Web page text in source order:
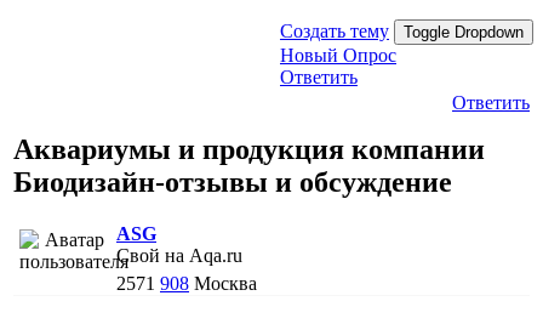
Создать тему Toggle Dropdown
Новый Опрос
Ответить
Ответить
Аквариумы и продукция компании
Биодизайн-отзывы и обсуждение
АSG
Свой на Aqa.ru
2571 908 Москва